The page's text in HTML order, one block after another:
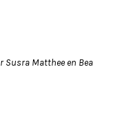
Matthee en Bea